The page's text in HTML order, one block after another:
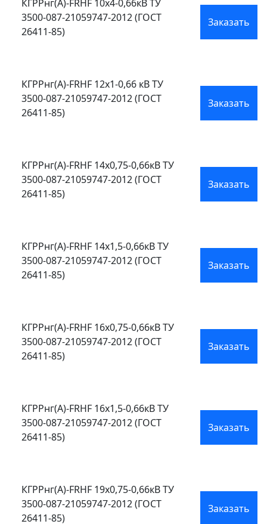
КГРРнг(А)-FRHF 10х4-0,66кВ ТУ
3500-087-21059747-2012 (ГОСТ
26411-85)
Заказать
КГРРнг(А)-FRHF 12х1-0,66 кВ ТУ
3500-087-21059747-2012 (ГОСТ
26411-85)
Заказать
КГРРнг(А)-FRHF 14х0,75-0,66кВ ТУ
3500-087-21059747-2012 (ГОСТ
26411-85)
Заказать
КГРРнг(А)-FRHF 14х1,5-0,66кВ ТУ
3500-087-21059747-2012 (ГОСТ
26411-85)
Заказать
КГРРнг(А)-FRHF 16х0,75-0,66кВ ТУ
3500-087-21059747-2012 (ГОСТ
26411-85)
Заказать
КГРРнг(А)-FRHF 16х1,5-0,66кВ ТУ
3500-087-21059747-2012 (ГОСТ
26411-85)
Заказать
КГРРнг(А)-FRHF 19х0,75-0,66кВ ТУ
3500-087-21059747-2012 (ГОСТ
26411-85)
Заказать